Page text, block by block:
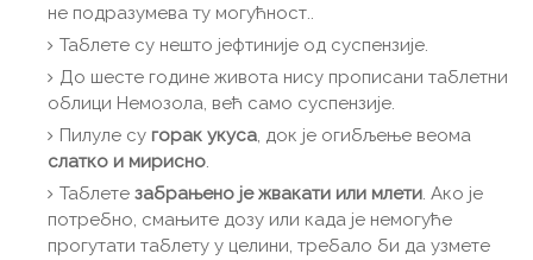
не подразумева ту могућност..
Таблете су нешто јефтиније од суспензије.
До шесте године живота нису прописани таблетни
облици Немозола, већ само суспензије.
Пилуле су горак укуса, док је огибљење веома
слатко и мирисно.
Таблете забрањено је жвакати или млети. Ако је
потребно, смањите дозу или када је немогуће
прогутати таблету у целини, требало би да узмете